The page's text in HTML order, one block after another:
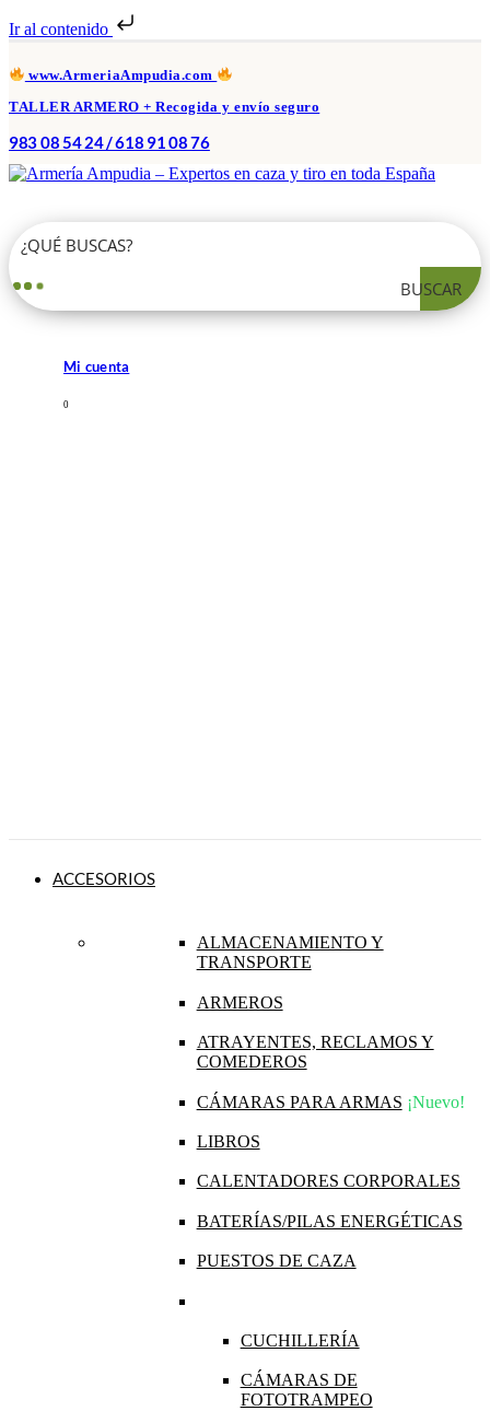
Ir al contenido
www.ArmeriaAmpudia.com
TALLER ARMERO + Recogida y envío seguro
983 08 54 24 / 618 91 08 76
BUSCAR
Mi cuenta
0
ACCESORIOS
ALMACENAMIENTO Y
TRANSPORTE
ARMEROS
ATRAYENTES, RECLAMOS Y
COMEDEROS
CÁMARAS PARA ARMAS ¡Nuevo!
LIBROS
CALENTADORES CORPORALES
BATERÍAS/PILAS ENERGÉTICAS
PUESTOS DE CAZA
CUCHILLERÍA
CÁMARAS DE
FOTOTRAMPEO